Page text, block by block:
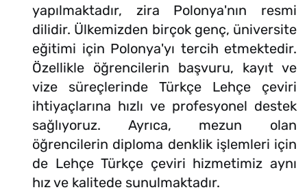
yapılmaktadır, zira Polonya'nın resmi
dilidir. Ülkemizden birçok genç, üniversite
eğitimi için Polonya'yı tercih etmektedir.
Özellikle öğrencilerin başvuru, kayıt ve
vize süreçlerinde Türkçe Lehçe çeviri
ihtiyaçlarına hızlı ve profesyonel destek
sağlıyoruz. Ayrıca, mezun olan
öğrencilerin diploma denklik işlemleri için
de Lehçe Türkçe çeviri hizmetimiz aynı
hız ve kalitede sunulmaktadır.